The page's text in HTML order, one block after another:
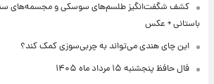
کشف شگفت‌انگیز طلسم‌های سوسکی و مجسمه‌های
باستانی + عکس
این چای هندی می‌تواند به چربی‌سوزی کمک کند؟
فال حافظ پنجشنبه ۱۵ مرداد ماه ۱۴۰۵